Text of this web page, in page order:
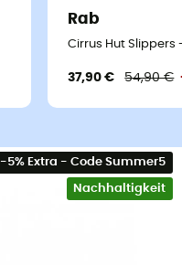
Rab
Cirrus Hut
37,90 € 54,90 €
-5% Extra - Code Summer5
Nachhaltigkeit